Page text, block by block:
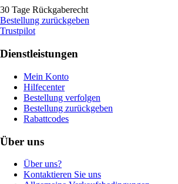
30 Tage Rückgaberecht
Bestellung zurückgeben
Trustpilot
Dienstleistungen
Mein Konto
Hilfecenter
Bestellung verfolgen
Bestellung zurückgeben
Rabattcodes
Über uns
Über uns?
Kontaktieren Sie uns